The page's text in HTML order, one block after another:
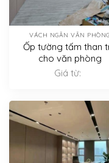
VÁCH NGĂN VĂN PHÒNG
Ốp tường tấm than
cho văn phòng
Giá từ: